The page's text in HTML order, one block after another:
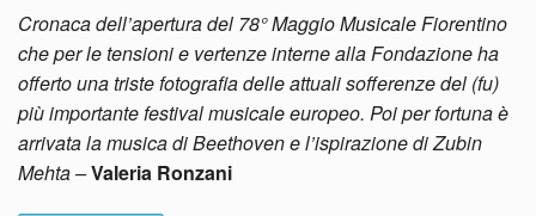
Cronaca dell’apertura del 78° Maggio Musicale Fiorentino
che per le tensioni e vertenze interne alla Fondazione ha
offerto una triste fotografia delle attuali sofferenze del (fu)
più importante festival musicale europeo. Poi per fortuna è
arrivata la musica di Beethoven e l’ispirazione di Zubin
Mehta –Valeria Ronzani